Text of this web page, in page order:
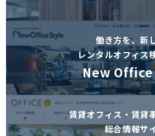
働き方を、新
レンタルオフィス
New
賃貸オフィス・賃貸
総合情報サ